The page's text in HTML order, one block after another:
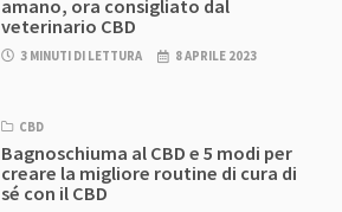
amano, ora consigliato dal
veterinario CBD
3 MINUTI DI LETTURA 8 APRILE 2023
CBD
Bagnoschiuma al CBD e 5 modi per
creare la migliore routine di cura di
sé con il CBD